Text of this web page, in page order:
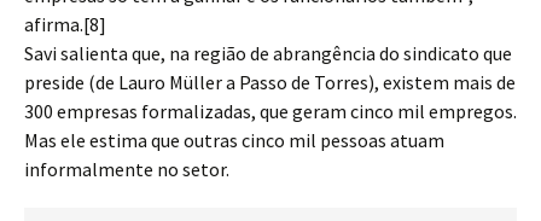
afirma.[8]
Savi salienta que, na região de abrangência do sindicato que
preside (de Lauro Müller a Passo de Torres), existem mais de
300 empresas formalizadas, que geram cinco mil empregos.
Mas ele estima que outras cinco mil pessoas atuam
informalmente no setor.